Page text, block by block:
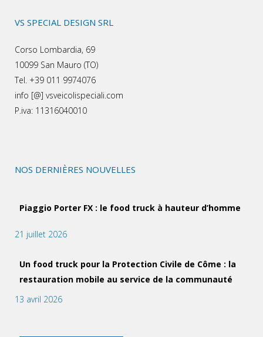
VS SPECIAL DESIGN SRL
Corso Lombardia, 69
10099 San Mauro (TO)
Tel. +39 011 9974076
info [@] vsveicolispeciali.com
P.iva: 11316040010
NOS DERNIÈRES NOUVELLES
Piaggio Porter FX : le food truck à hauteur d’homme
21 juillet 2026
Un food truck pour la Protection Civile de Côme : la
restauration mobile au service de la communauté
13 avril 2026